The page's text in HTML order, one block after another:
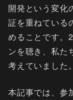
開発という変化
証を重ねている
めることです。
ンを聴き、私た
考えていました
本記事では、参